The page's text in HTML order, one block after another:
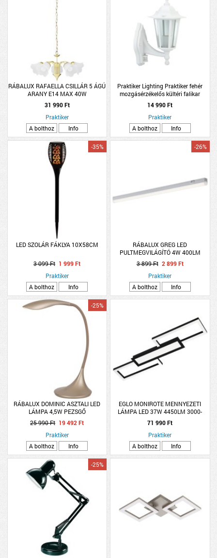
RÁBALUX RAFAELLA CSILLÁR 5 ÁGÚ
ARANY E14 MAX 40W
31 990 Ft
Praktiker
A bolthoz
Info
Praktiker Lighting Praktiker fehér
mozgásérzékelős kültéri falikar
14 990 Ft
Praktiker
A bolthoz
Info
LED SZOLÁR FÁKLYA 10X58CM
-35%
3 099 Ft 1 999 Ft
Praktiker
A bolthoz
Info
RÁBALUX GREG LED
PULTMEGVILÁGÍTÓ 4W 400LM
-26%
3 899 Ft 2 899 Ft
Praktiker
A bolthoz
Info
RÁBALUX DOMINIC ASZTALI LED
LÁMPA 4,5W PEZSGŐ
-25%
25 990 Ft 19 492 Ft
Praktiker
A bolthoz
Info
EGLO MONIROTE MENNYEZETI
LÁMPA LED 37W 4450LM 3000-
6500K
71 990 Ft
Praktiker
A bolthoz
Info
-25%